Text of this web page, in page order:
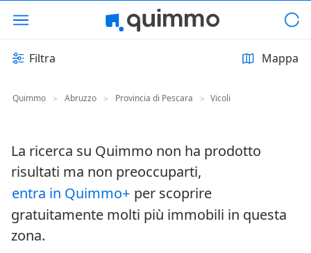
Filtra Mappa
Quimmo > Abruzzo > Provincia di Pescara > Vicoli
La ricerca su Quimmo non ha prodotto
risultati ma non preoccuparti,
entra in Quimmo+ per scoprire
gratuitamente molti più immobili in questa
zona.